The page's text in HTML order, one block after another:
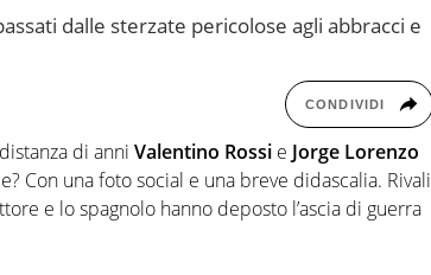
dalle sterzate pericolose agli abbracci e
CONDIVIDI
di anni Valentino Rossi e Jorge Lorenzo
Con una foto social e una breve didascalia. Rivali
e lo spagnolo hanno deposto l’ascia di guerra